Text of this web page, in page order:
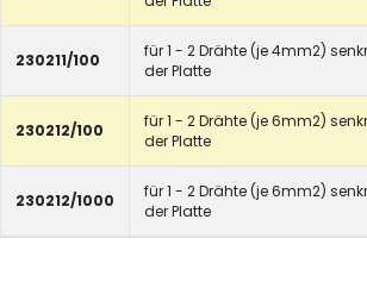
Schrumpfschlauch
Industrie
Schrumpfschlauch
(2:1)
CHF 0.00
230211/100
für 1 - 2 Drähte (je 4mm2)
der Platte
230212/100
für 1 - 2 Drähte (je 6mm2)
der Platte
230212/1000
für 1 - 2 Drähte (je 6mm2)
der Platte